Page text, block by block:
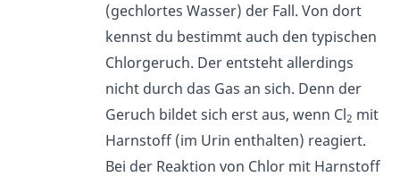
(gechlortes Wasser) der Fall. Von dort
kennst du bestimmt auch den typischen
Chlorgeruch. Der entsteht allerdings
nicht durch das Gas an sich. Denn der
Geruch bildet sich erst aus, wenn Cl2 mit
Harnstoff (im Urin enthalten) reagiert.
Bei der Reaktion von Chlor mit Harnstoff